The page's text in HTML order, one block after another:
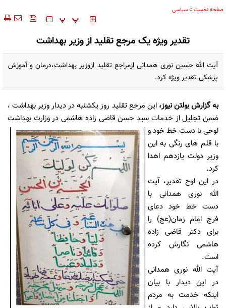
صفحه نخست »سیاسی
‍‍‍ پ پ
تقدیر ویژه یک مرجع تقلید از وزیر بهداشت
آیت الله حسین نوری همدانی ازمراجع تقلید ازوزیر بهداشت،درمان و آموزش
پزشکی تقدیر ویژه کرد.
به گزارشبولتن نیوز،این مرجع تقلید روز یکشنبه در دیدار وزیر بهداشت ،
ضمن تجلیل از خدمات سید حسن قاضی زاده هاشمی در وزارت بهداشت
لوحی با دست خط خود و
با قلم های رنگی به این
وزیر دولت یازدهم اهدا
کرد.
در این لوح تقدیر، آیت
الله نوری همدانی با
دست خط خود دعای
فرج امام زمان(عج) را
برای دکتر قاضی زاده
هاشمی نگارش کرده
است.
آیت الله نوری همدانی
در این دیدار با بیان
اینکه خدمت به مردم